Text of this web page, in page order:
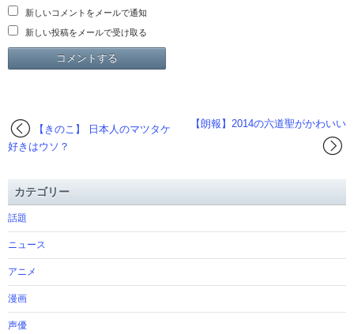
新しいコメントをメールで通知
新しい投稿をメールで受け取る
【朗報】2014の六道聖がかわいい
【きのこ】 日本人のマツタケ
好きはウソ？
カテゴリー
話題
ニュース
アニメ
漫画
声優